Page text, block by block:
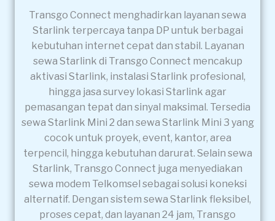
Transgo Connect menghadirkan layanan sewa
Starlink terpercaya tanpa DP untuk berbagai
kebutuhan internet cepat dan stabil. Layanan
sewa Starlink di Transgo Connect mencakup
aktivasi Starlink, instalasi Starlink profesional,
hingga jasa survey lokasi Starlink agar
pemasangan tepat dan sinyal maksimal. Tersedia
sewa Starlink Mini 2 dan sewa Starlink Mini 3 yang
cocok untuk proyek, event, kantor, area
terpencil, hingga kebutuhan darurat. Selain sewa
Starlink, Transgo Connect juga menyediakan
sewa modem Telkomsel sebagai solusi koneksi
alternatif. Dengan sistem sewa Starlink fleksibel,
proses cepat, dan layanan 24 jam, Transgo